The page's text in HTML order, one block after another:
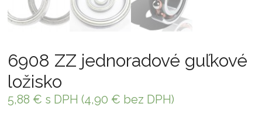
6908 ZZ jednoradové guľkové
ložisko
5,88 € s DPH (4,90 € bez DPH)